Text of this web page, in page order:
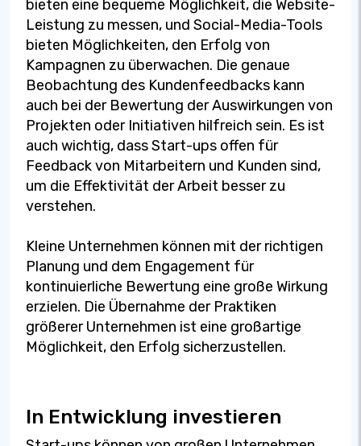
bieten eine bequeme Möglichkeit, die Website-
Leistung zu messen, und Social-Media-Tools
bieten Möglichkeiten, den Erfolg von
Kampagnen zu überwachen. Die genaue
Beobachtung des Kundenfeedbacks kann
auch bei der Bewertung der Auswirkungen von
Projekten oder Initiativen hilfreich sein. Es ist
auch wichtig, dass Start-ups offen für
Feedback von Mitarbeitern und Kunden sind,
um die Effektivität der Arbeit besser zu
verstehen.
Kleine Unternehmen können mit der richtigen
Planung und dem Engagement für
kontinuierliche Bewertung eine große Wirkung
erzielen. Die Übernahme der Praktiken
größerer Unternehmen ist eine großartige
Möglichkeit, den Erfolg sicherzustellen.
In Entwicklung investieren